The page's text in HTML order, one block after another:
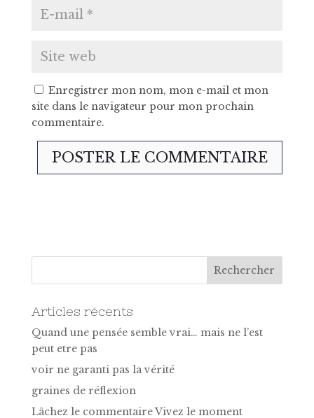
Enregistrer mon nom, mon e-mail et mon
site dans le navigateur pour mon prochain
commentaire.
Articles récents
Quand une pensée semble vrai… mais ne l’est
peut etre pas
voir ne garanti pas la vérité
graines de réflexion
Lâchez le commentaire Vivez le moment